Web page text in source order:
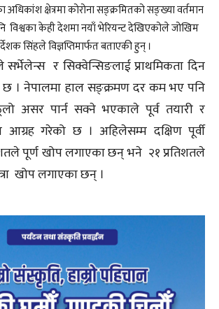
अधिकांश क्षेत्रमा कोरोना सङ्क्रमितको सङ्ख्या वर्तमान
केही देशमा नयाँ भेरियन्ट देखिएकोले जोखिम
सिंहले विज्ञप्तिमार्फत बताएकी हुन् ।
र सिक्वेन्सिङलाई प्राथमिकता दिन
। नेपालमा हाल सङ्क्रमण दर कम भए पनि
असर पार्न सक्ने भएकाले पूर्व तयारी र
आग्रह गरेको छ । अहिलेसम्म दक्षिण पूर्वी
पूर्ण खोप लगाएका छन् भने २१ प्रतिशतले
खोप लगाएका छन् ।